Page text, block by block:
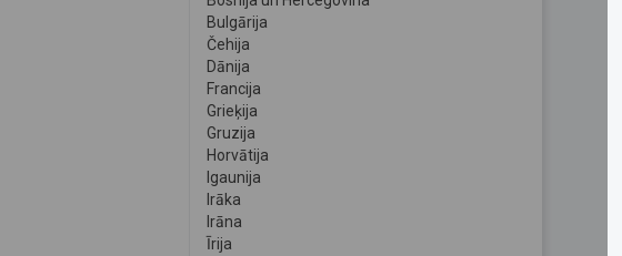
Bulgārija
Čehija
Dānija
Francija
Grieķija
Gruzija
Horvātija
Igaunija
Irāka
Irāna
Īrija